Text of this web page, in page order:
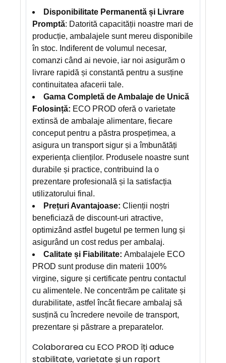
Disponibilitate Permanentă și Livrare
Promptă: Datorită capacității noastre mari de
producție, ambalajele sunt mereu disponibile
în stoc. Indiferent de volumul necesar,
comanzi când ai nevoie, iar noi asigurăm o
livrare rapidă și constantă pentru a susține
continuitatea afacerii tale.
Gama Completă de Ambalaje de Unică
Folosință: ECO PROD oferă o varietate
extinsă de ambalaje alimentare, fiecare
conceput pentru a păstra prospețimea, a
asigura un transport sigur și a îmbunătăți
experiența clienților. Produsele noastre sunt
durabile și practice, contribuind la o
prezentare profesională și la satisfacția
utilizatorului final.
Prețuri Avantajoase: Clienții noștri
beneficiază de discount-uri atractive,
optimizând astfel bugetul pe termen lung și
asigurând un cost redus per ambalaj.
Calitate și Fiabilitate: Ambalajele ECO
PROD sunt produse din materii 100%
virgine, sigure și certificate pentru contactul
cu alimentele. Ne concentrăm pe calitate și
durabilitate, astfel încât fiecare ambalaj să
susțină cu încredere nevoile de transport,
prezentare și păstrare a preparatelor.
Colaborarea cu ECO PROD îți aduce
stabilitate, varietate și un raport